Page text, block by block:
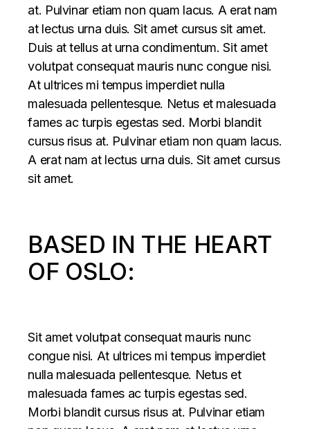
at. Pulvinar etiam non quam lacus. A erat nam
at lectus urna duis. Sit amet cursus sit amet.
Duis at tellus at urna condimentum. Sit amet
volutpat consequat mauris nunc congue nisi.
At ultrices mi tempus imperdiet nulla
malesuada pellentesque. Netus et malesuada
fames ac turpis egestas sed. Morbi blandit
cursus risus at. Pulvinar etiam non quam lacus.
A erat nam at lectus urna duis. Sit amet cursus
sit amet.
BASED IN THE HEART
OF OSLO:
Sit amet volutpat consequat mauris nunc
congue nisi. At ultrices mi tempus imperdiet
nulla malesuada pellentesque. Netus et
malesuada fames ac turpis egestas sed.
Morbi blandit cursus risus at. Pulvinar etiam